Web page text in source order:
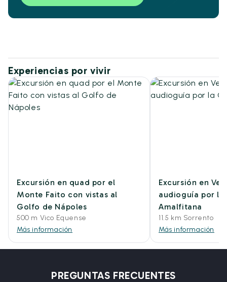
Experiencias por vivir
Excursión en quad por el
Monte Faito con vistas al
Golfo de Nápoles
500 m Vico Equense
Más información
Excursión en
audioguía por la
Amalfitana
11.5 km Sorrento
Más información
PREGUNTAS FRECUENTES